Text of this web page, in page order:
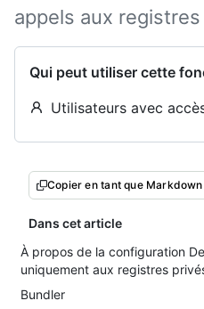
appels aux
Qui peut utiliser cette
Utilisateurs avec
Copier en tant que Markdown
Dans cet article
À propos de la configuration
uniquement aux registres
Bundler